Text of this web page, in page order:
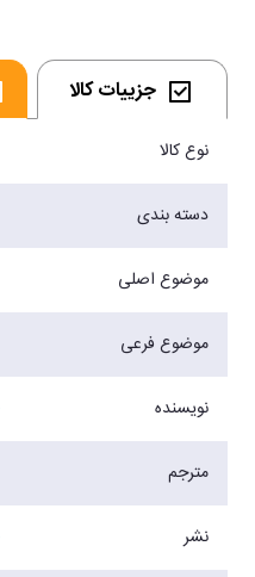
جزییات کالا
نوع کالا
دسته بندی
موضوع اصلی
موضوع فرعی
نویسنده
مترجم
نشر